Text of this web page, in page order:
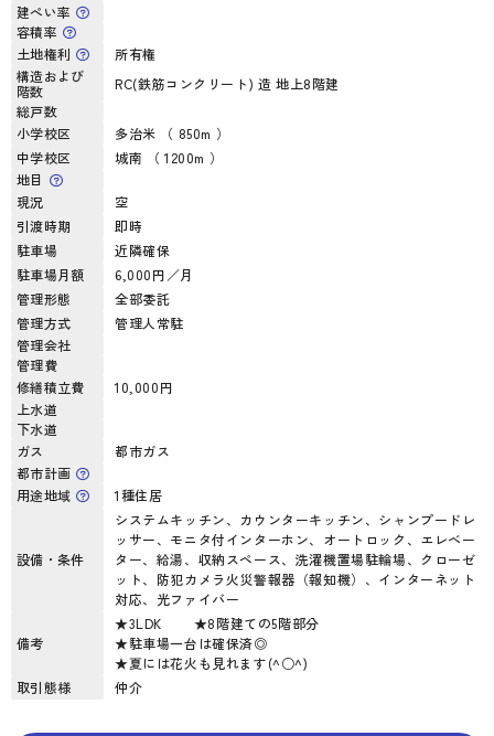
建ぺい率
容積率
土地権利
所有権
構造および
階数
RC(鉄筋コンクリート) 造 地上8階建
総戸数
小学校区
多治米 （ 850m ）
中学校区
城南 （ 1200m ）
地目
現況
空
引渡時期
即時
駐車場
近隣確保
駐車場月額
6,000円／月
管理形態
全部委託
管理方式
管理人常駐
管理会社
管理費
修繕積立費
10,000円
上水道
下水道
ガス
都市ガス
都市計画
用途地域
1種住居
設備・条件
システムキッチン、カウンターキッチン、シャンプードレ
ッサー、モニタ付インターホン、オートロック、エレベー
ター、給湯、収納スペース、洗濯機置場駐輪場、クローゼ
ット、防犯カメラ火災警報器（報知機）、インターネット
対応、光ファイバー
備考
★3LDK ★8階建ての5階部分
★駐車場一台は確保済◎
★夏には花火も見れます(^○^)
取引態様
仲介